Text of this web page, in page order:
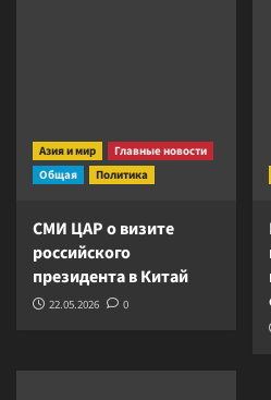
Азия и мир
Главные новости
Общая
Политика
СМИ ЦАР о визите
российского
президента в Китай
22.05.2026 0